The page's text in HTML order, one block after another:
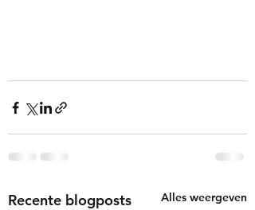
Recente blogposts Alles weergeven